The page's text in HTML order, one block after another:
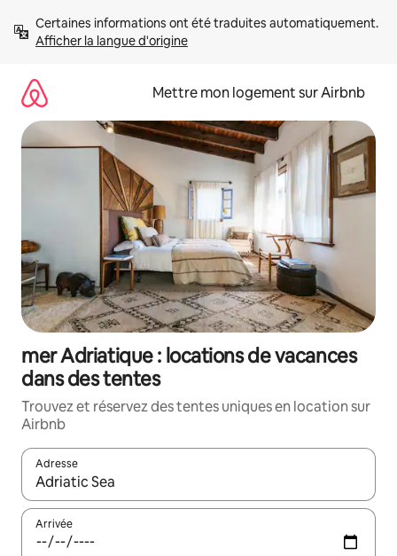
directement
Afficher la langue d'origine
Mettre mon logement sur Airbnb
mer Adriatique : locations de vacances
dans des tentes
Trouvez et réservez des tentes uniques en location sur
Airbnb
Adresse
Lorsque les résultats s'affichent, utilisez les flèches vers le
Arrivée